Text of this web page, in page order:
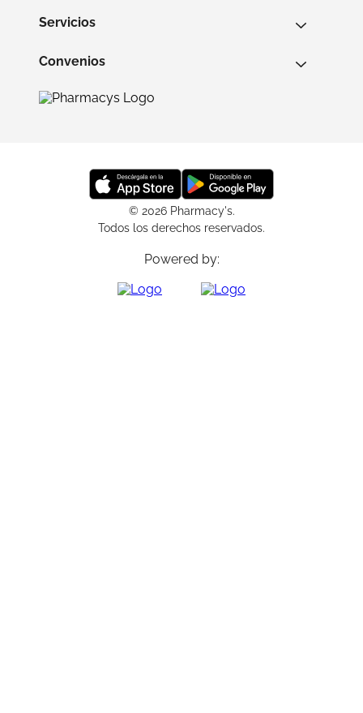
Servicios
Convenios
© 2026 Pharmacy's.
Todos los derechos reservados.
Powered by: